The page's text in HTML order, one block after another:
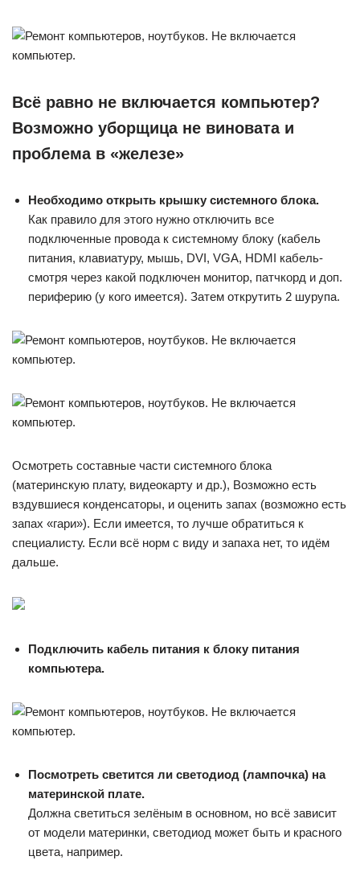
Всё равно не включается компьютер?
Возможно уборщица не виновата и
проблема в «железе»
Необходимо открыть крышку системного блока.
Как правило для этого нужно отключить все
подключенные провода к системному блоку (кабель
питания, клавиатуру, мышь, DVI, VGA, HDMI кабель-
смотря через какой подключен монитор, патчкорд и доп.
периферию (у кого имеется). Затем открутить 2 шурупа.
Осмотреть составные части системного блока
(материнскую плату, видеокарту и др.), Возможно есть
вздувшиеся конденсаторы, и оценить запах (возможно есть
запах «гари»). Если имеется, то лучше обратиться к
специалисту. Если всё норм с виду и запаха нет, то идём
дальше.
Подключить кабель питания к блоку питания
компьютера.
Посмотреть светится ли светодиод (лампочка) на
материнской плате.
Должна светиться зелёным в основном, но всё зависит
от модели материнки, светодиод может быть и красного
цвета, например.